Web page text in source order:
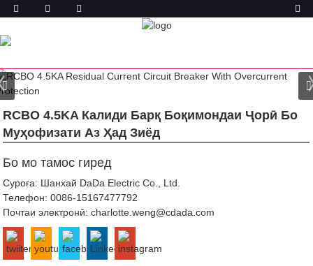
МАҲСУЛОТ
RCBO 4.5KA Калиди Барқ ​​боқимондаи Ҷорӣ Бо
Муҳофизати Аз Ҳад Зиёд
Бо мо тамос гиред
Суроға: Шанхай DaDa Electric Co., Ltd.
Телефон:0086-15167477792
Почтаи электронӣ:charlotte.weng@cdada.com